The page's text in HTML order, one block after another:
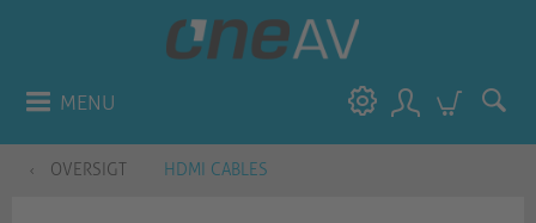
MENU
OVERSIGT HDMI CABLES